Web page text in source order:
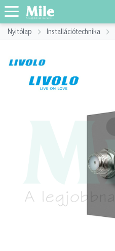
Nyitólap Installációtechnika